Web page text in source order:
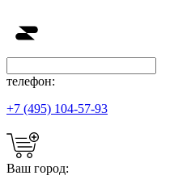
телефон:
+7 (495) 104-57-93
Ваш город: